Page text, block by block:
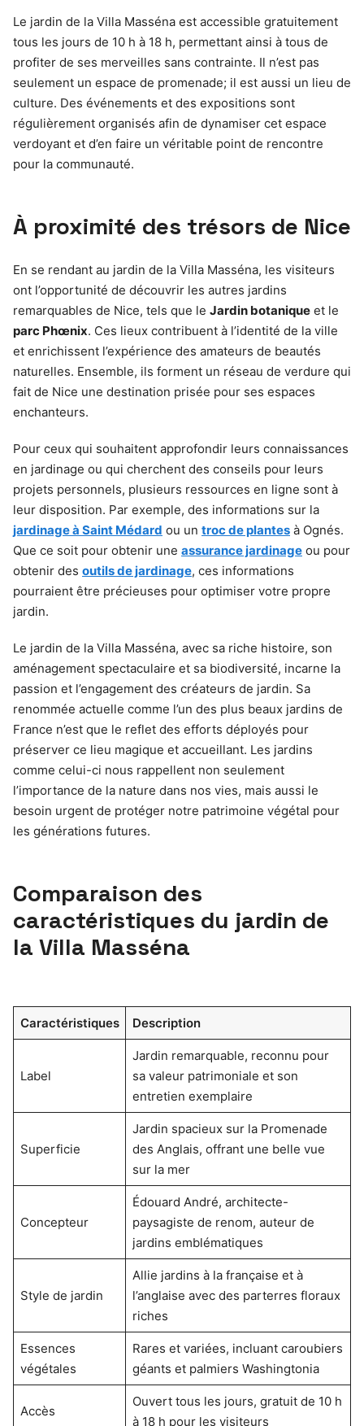
Le jardin de la Villa Masséna est accessible gratuitement
tous les jours de 10 h à 18 h, permettant ainsi à tous de
profiter de ses merveilles sans contrainte. Il n’est pas
seulement un espace de promenade; il est aussi un lieu de
culture. Des événements et des expositions sont
régulièrement organisés afin de dynamiser cet espace
verdoyant et d’en faire un véritable point de rencontre
pour la communauté.
À proximité des trésors de Nice
En se rendant au jardin de la Villa Masséna, les visiteurs
ont l’opportunité de découvrir les autres jardins
remarquables de Nice, tels que le Jardin botanique et le
parc Phœnix. Ces lieux contribuent à l’identité de la ville
et enrichissent l’expérience des amateurs de beautés
naturelles. Ensemble, ils forment un réseau de verdure qui
fait de Nice une destination prisée pour ses espaces
enchanteurs.
Pour ceux qui souhaitent approfondir leurs connaissances
en jardinage ou qui cherchent des conseils pour leurs
projets personnels, plusieurs ressources en ligne sont à
leur disposition. Par exemple, des informations sur la
jardinage à Saint Médard ou un troc de plantes à Ognés.
Que ce soit pour obtenir une assurance jardinage ou pour
obtenir des outils de jardinage, ces informations
pourraient être précieuses pour optimiser votre propre
jardin.
Le jardin de la Villa Masséna, avec sa riche histoire, son
aménagement spectaculaire et sa biodiversité, incarne la
passion et l’engagement des créateurs de jardin. Sa
renommée actuelle comme l’un des plus beaux jardins de
France n’est que le reflet des efforts déployés pour
préserver ce lieu magique et accueillant. Les jardins
comme celui-ci nous rappellent non seulement
l’importance de la nature dans nos vies, mais aussi le
besoin urgent de protéger notre patrimoine végétal pour
les générations futures.
Comparaison des
caractéristiques du jardin de
la Villa Masséna
Caractéristiques Description
Label
Jardin remarquable, reconnu pour
sa valeur patrimoniale et son
entretien exemplaire
Superficie
Jardin spacieux sur la Promenade
des Anglais, offrant une belle vue
sur la mer
Concepteur
Édouard André, architecte-
paysagiste de renom, auteur de
jardins emblématiques
Style de jardin
Allie jardins à la française et à
l’anglaise avec des parterres floraux
riches
Essences
végétales
Rares et variées, incluant caroubiers
géants et palmiers Washingtonia
Accès
Ouvert tous les jours, gratuit de 10 h
à 18 h pour les visiteurs